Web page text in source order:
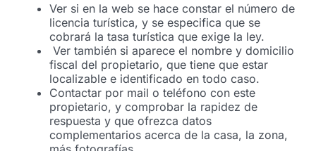
Ver si en la web se hace constar el número de
licencia turística, y se especifica que se
cobrará la tasa turística que exige la ley.
Ver también si aparece el nombre y domicilio
fiscal del propietario, que tiene que estar
localizable e identificado en todo caso.
Contactar por mail o teléfono con este
propietario, y comprobar la rapidez de
respuesta y que ofrezca datos
complementarios acerca de la casa, la zona,